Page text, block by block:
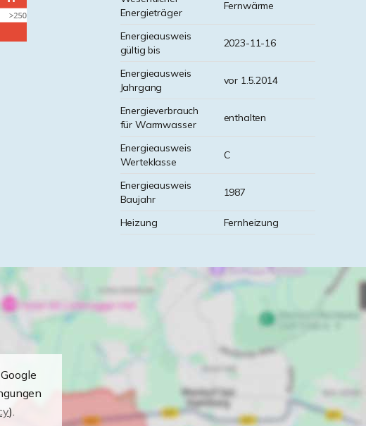
Energieträger
Fernwärme
Energieausweis
gültig bis
2023-11-16
Energieausweis
Jahrgang
vor 1.5.2014
Energieverbrauch
für Warmwasser
enthalten
Energieausweis
Werteklasse
C
Energieausweis
Baujahr
1987
Heizung Fernheizung
).